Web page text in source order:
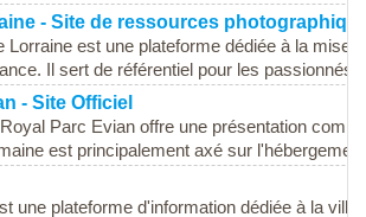
- Site de ressources
Lorraine est une plateforme dédiée à la mise
Il sert de référentiel pour les passionnés...
- Site Officiel
Parc Evian offre une présentation
est principalement axé sur
une plateforme d'information dédiée à la